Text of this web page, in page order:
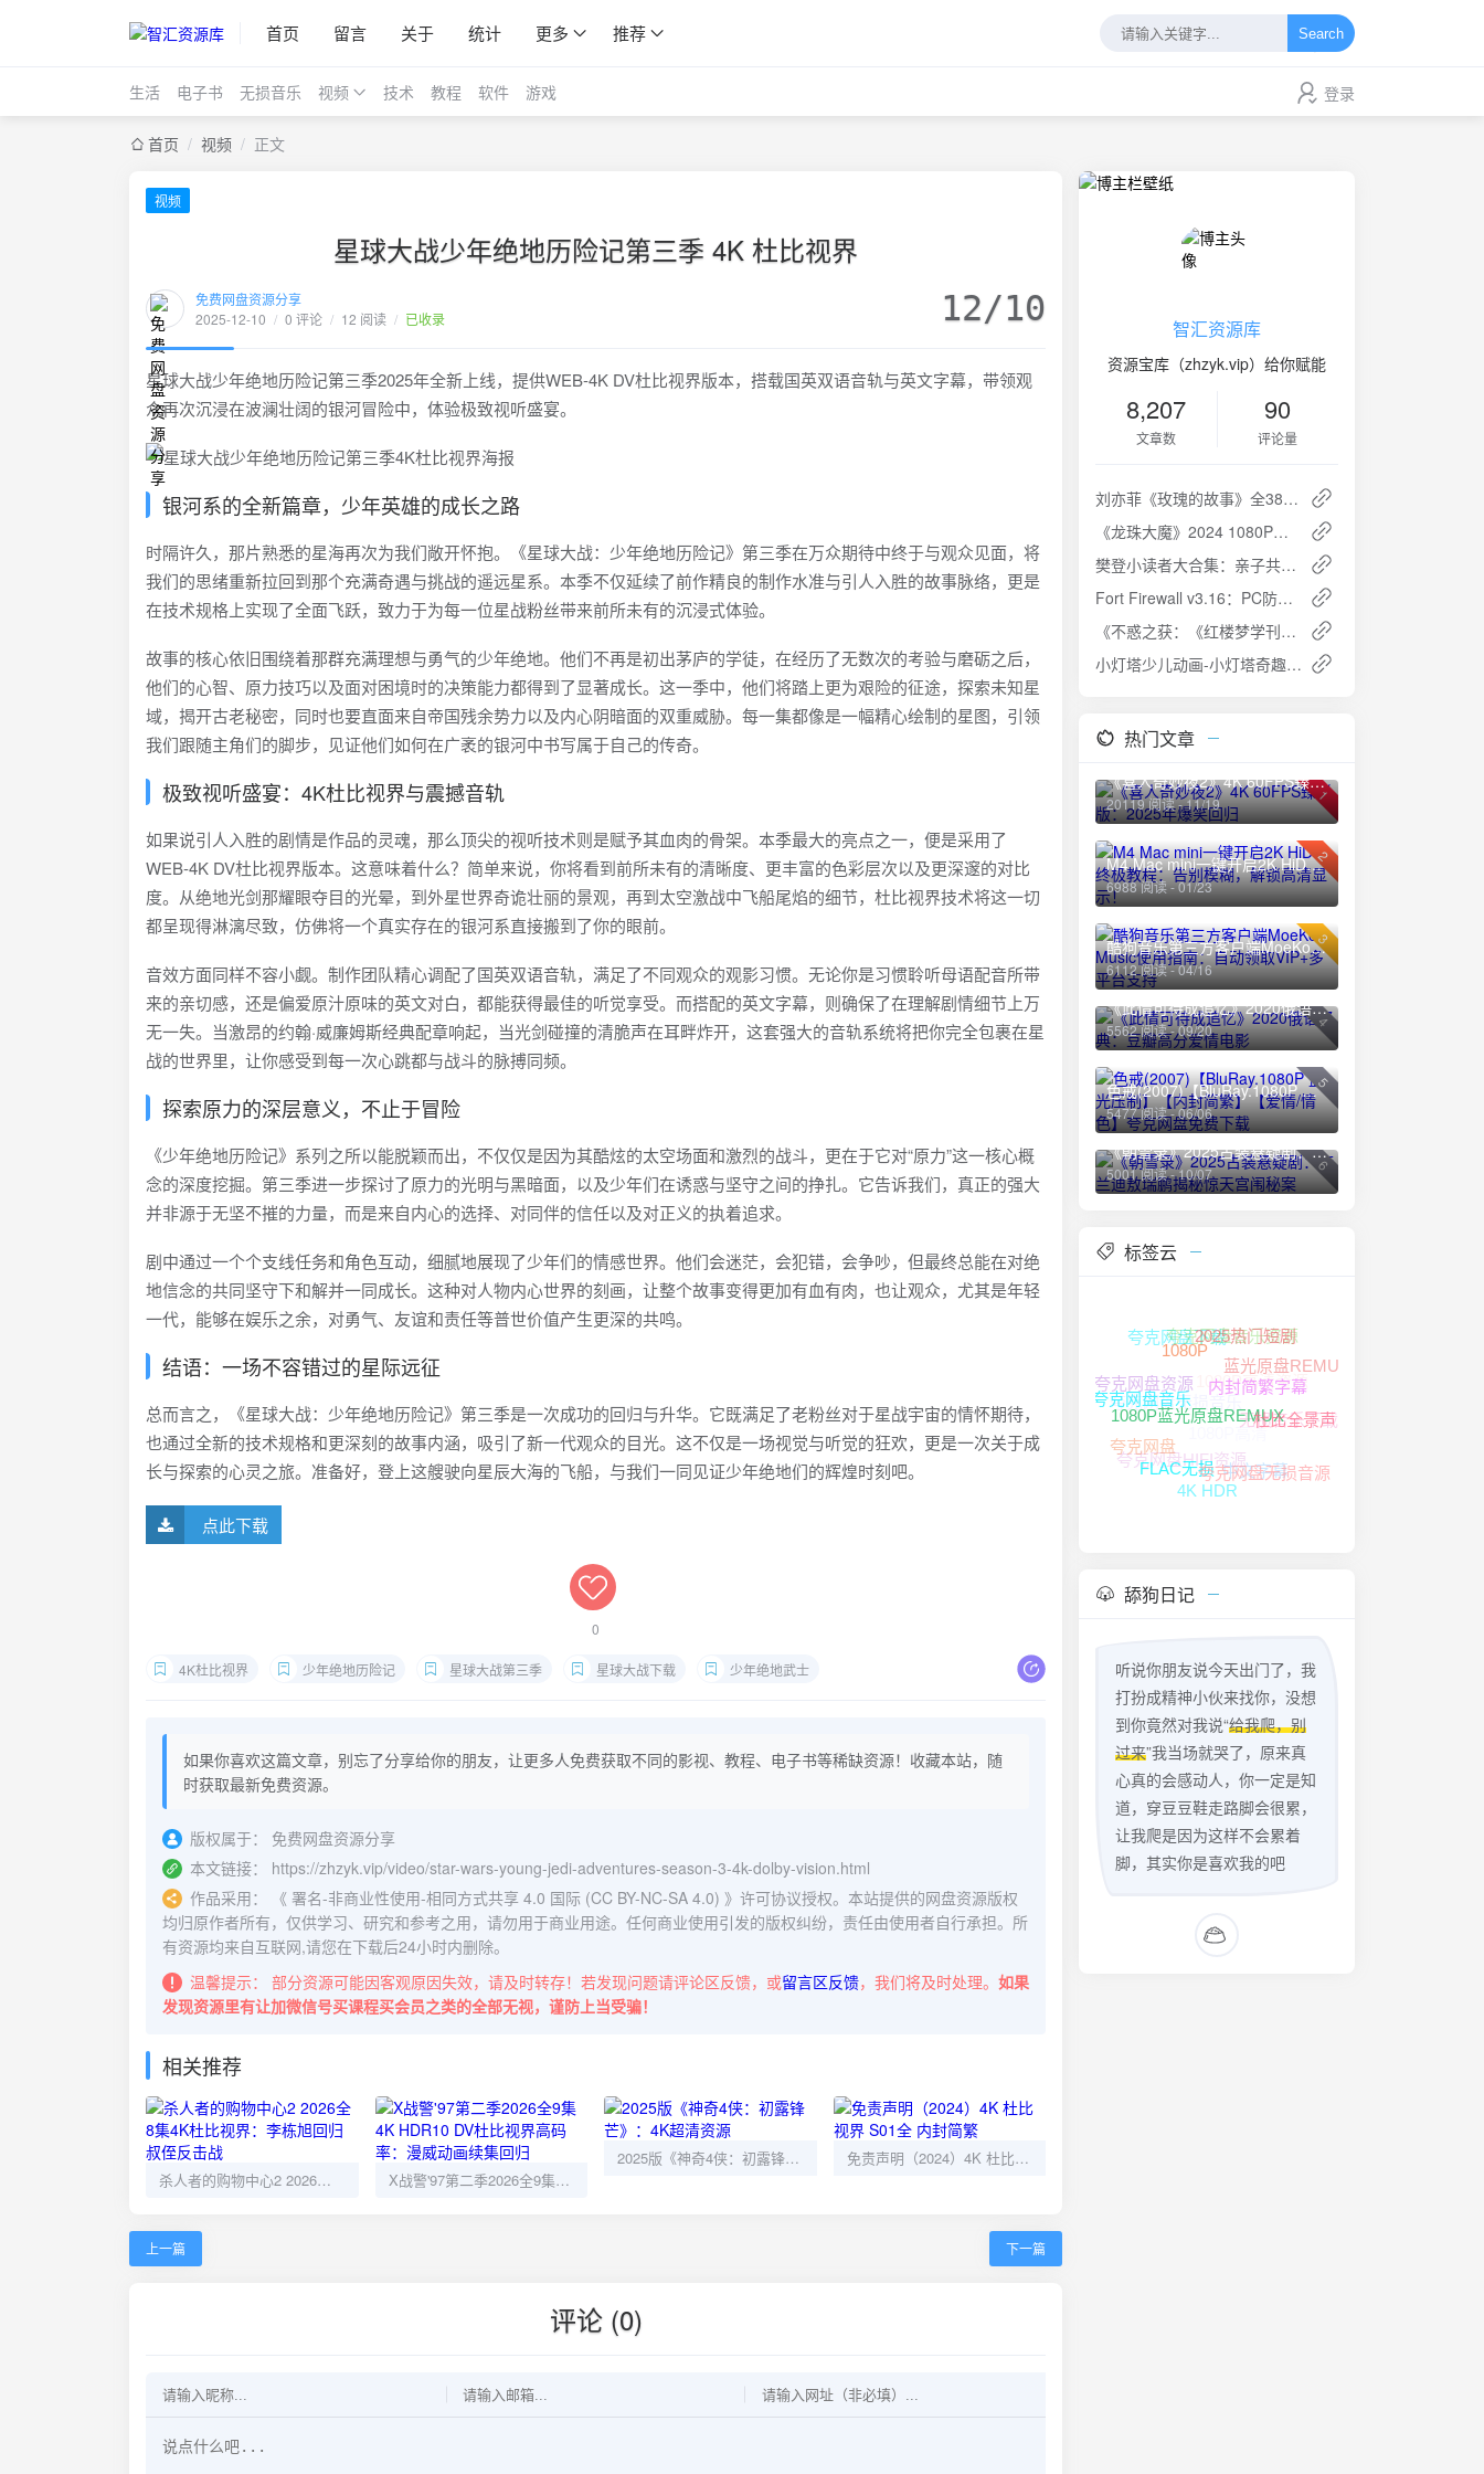
首页 留言 关于 统计 更多 推荐 Search
生活 电子书 无损音乐 视频 技术 教程 软件 游戏 登录
首页 / 视频 / 正文
视频
星球大战少年绝地历险记第三季 4K 杜比视界
免费网盘资源分享
2025-12-10 / 0 评论 / 12 阅读 / 已收录 12/10
星球大战少年绝地历险记第三季2025年全新上线，提供WEB-4K DV杜比视界版本，搭载国英双语音轨与英文字幕，带领观
众再次沉浸在波澜壮阔的银河冒险中，体验极致视听盛宴。
银河系的全新篇章，少年英雄的成长之路
时隔许久，那片熟悉的星海再次为我们敞开怀抱。《星球大战：少年绝地历险记》第三季在万众期待中终于与观众见面，将
我们的思绪重新拉回到那个充满奇遇与挑战的遥远星系。本季不仅延续了前作精良的制作水准与引人入胜的故事脉络，更是
在技术规格上实现了全面飞跃，致力于为每一位星战粉丝带来前所未有的沉浸式体验。
故事的核心依旧围绕着那群充满理想与勇气的少年绝地。他们不再是初出茅庐的学徒，在经历了无数次的考验与磨砺之后，
他们的心智、原力技巧以及面对困境时的决策能力都得到了显著成长。这一季中，他们将踏上更为艰险的征途，探索未知星
域，揭开古老秘密，同时也要直面来自帝国残余势力以及内心阴暗面的双重威胁。每一集都像是一幅精心绘制的星图，引领
我们跟随主角们的脚步，见证他们如何在广袤的银河中书写属于自己的传奇。
极致视听盛宴：4K杜比视界与震撼音轨
如果说引人入胜的剧情是作品的灵魂，那么顶尖的视听技术则是赋予其血肉的骨架。本季最大的亮点之一，便是采用了
WEB-4K DV杜比视界版本。这意味着什么？简单来说，你将看到前所未有的清晰度、更丰富的色彩层次以及更深邃的对比
度。从绝地光剑那耀眼夺目的光晕，到外星世界奇诡壮丽的景观，再到太空激战中飞船尾焰的细节，杜比视界技术将这一切
都呈现得淋漓尽致，仿佛将一个真实存在的银河系直接搬到了你的眼前。
音效方面同样不容小觑。制作团队精心调配了国英双语音轨，满足了不同观众的观影习惯。无论你是习惯聆听母语配音所带
来的亲切感，还是偏爱原汁原味的英文对白，都能获得最佳的听觉享受。而搭配的英文字幕，则确保了在理解剧情细节上万
无一失。当激昂的约翰·威廉姆斯经典配章响起，当光剑碰撞的清脆声在耳畔炸开，这套强大的音轨系统将把你完全包裹在星
战的世界里，让你感受到每一次心跳都与战斗的脉搏同频。
探索原力的深层意义，不止于冒险
《少年绝地历险记》系列之所以能脱颖而出，不仅仅是因为其酷炫的太空场面和激烈的战斗，更在于它对“原力”这一核心概
念的深度挖掘。第三季进一步探讨了原力的光明与黑暗面，以及少年们在诱惑与坚守之间的挣扎。它告诉我们，真正的强大
并非源于无坚不摧的力量，而是来自内心的选择、对同伴的信任以及对正义的执着追求。
剧中通过一个个支线任务和角色互动，细腻地展现了少年们的情感世界。他们会迷茫，会犯错，会争吵，但最终总能在对绝
地信念的共同坚守下和解并一同成长。这种对人物内心世界的刻画，让整个故事变得更加有血有肉，也让观众，尤其是年轻
一代，能够在娱乐之余，对勇气、友谊和责任等普世价值产生更深的共鸣。
结语：一场不容错过的星际远征
总而言之，《星球大战：少年绝地历险记》第三季是一次成功的回归与升华。它既满足了老粉丝对于星战宇宙的情怀期待，
也通过全新的技术规格和更深刻的故事内涵，吸引了新一代观众的目光。这不仅是一场视觉与听觉的狂欢，更是一次关于成
长与探索的心灵之旅。准备好，登上这艘驶向星辰大海的飞船，与我们一同见证少年绝地们的辉煌时刻吧。
点此下载
0
4K杜比视界 少年绝地历险记 星球大战第三季 星球大战下载 少年绝地武士
如果你喜欢这篇文章，别忘了分享给你的朋友，让更多人免费获取不同的影视、教程、电子书等稀缺资源！收藏本站，随
时获取最新免费资源。
版权属于：
免费网盘资源分享
本文链接：
https://zhzyk.vip/video/star-wars-young-jedi-adventures-season-3-4k-dolby-vision.html
作品采用：
《 署名-非商业性使用-相同方式共享 4.0 国际 (CC BY-NC-SA 4.0) 》许可协议授权。本站提供的网盘资源版权
均归原作者所有，仅供学习、研究和参考之用，请勿用于商业用途。任何商业使用引发的版权纠纷，责任由使用者自行承担。所
有资源均来自互联网,请您在下载后24小时内删除。
温馨提示：
部分资源可能因客观原因失效，请及时转存！若发现问题请评论区反馈，或留言区反馈，我们将及时处理。 如果
发现资源里有让加微信号买课程买会员之类的全部无视，谨防上当受骗！
相关推荐
杀人者的购物中心2 2026全8集4K杜比视界：李栋旭回归叔侄反击战 X战警'97第二季2026全9集4K HDR10 DV杜比视界高码率：漫威动画续集回归
2025版《神奇4侠：初露锋芒》：4K超清资源 免责声明（2024）4K 杜比视界 S01全 内封简繁
上一篇 下一篇
评论 (0)
智汇资源库
资源宝库（zhzyk.vip）给你赋能
8,207
文章数
90
评论量
刘亦菲《玫瑰的故事》全38集 1080P 国语中字 [剧情/爱情]
《龙珠大魔》2024 1080P高清资源
樊登小读者大合集：亲子共读，开启孩子的智慧阅读之旅
Fort Firewall v3.16：PC防火墙软件，小巧而强大
《不惑之获：《红楼梦学刊》40年精选文集（全三卷）》PDF+全格式夸克网盘高速下载+免费资源
小灯塔少儿动画-小灯塔奇趣生物大百科（全）夸克网盘免费下载
热门文章
1
《喜人奇妙夜2》4K 60FPS臻彩版：2025年爆笑回归
20119 阅读 - 11/19
2
M4 Mac mini一键开启2K HiDPI终极教程：告别模糊，解锁高清显示！
6988 阅读 - 01/23
3
酷狗音乐第三方客户端MoeKoe Music使用指南：自动领取VIP+多平台支持
6112 阅读 - 04/16
4
《此情可待成追忆》2020俄语经典：豆瓣高分爱情电影
5562 阅读 - 09/20
5
色戒(2007)【BluRay.1080P 蓝光压制】【内封简繁】【爱情/情色】夸克网盘免费下载
5477 阅读 - 06/06
6
《朝雪录》2025古装悬疑剧：李兰迪敖瑞鹏揭秘惊天宫闱秘案
5001 阅读 - 10/07
标签云
夸克网盘无损音乐
夸克网盘资源
夸克网盘下载
夸克网盘音乐资源
1080P高清资源
1080P高清
夸克网盘HIFI资源
夸克网盘
夸克网盘音乐
2025热门短剧
蓝光原盘REMUX
无损音乐下载
中文字幕
4K HDR
FLAC无损
1080P蓝光原盘REMUX
内封简繁字幕
杜比全景声
夸克网盘无损音源
舔狗日记
听说你朋友说今天出门了，我
打扮成精神小伙来找你，没想
到你竟然对我说“给我爬，别
过来”我当场就哭了，原来真
心真的会感动人，你一定是知
道，穿豆豆鞋走路脚会很累，
让我爬是因为这样不会累着
脚，其实你是喜欢我的吧